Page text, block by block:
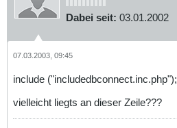
Dabei seit: 03.01.2002
07.03.2003, 09:45
include ("includedbconnect.inc.php");
vielleicht liegts an dieser Zeile???